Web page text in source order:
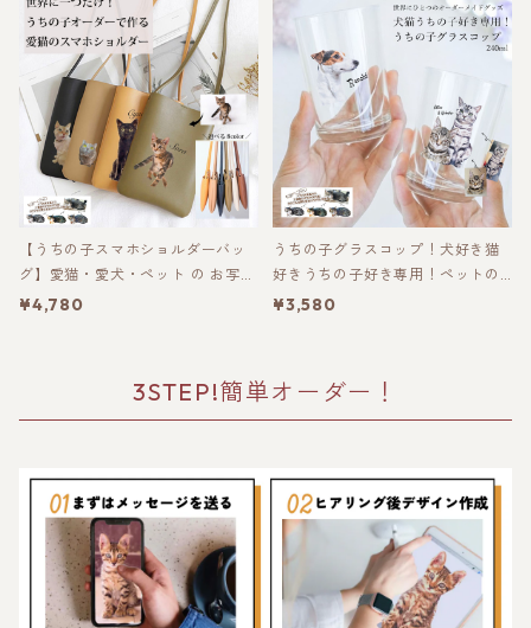
ント・ギフトにギフトに選ばれて
います！
す♪韓国女子からも問い合わせ殺
【うちの子スマホショルダーバッ
グ】愛猫・愛犬・ペット の お写真
で 作る 完全 オーダーメイド オリ
¥4,780
うちの子グラスコップ！犬好き猫
好きうちの子好き専用！ペットの
お写真からイラスト作成！世界に
¥3,580
3STEP!簡単オーダー！